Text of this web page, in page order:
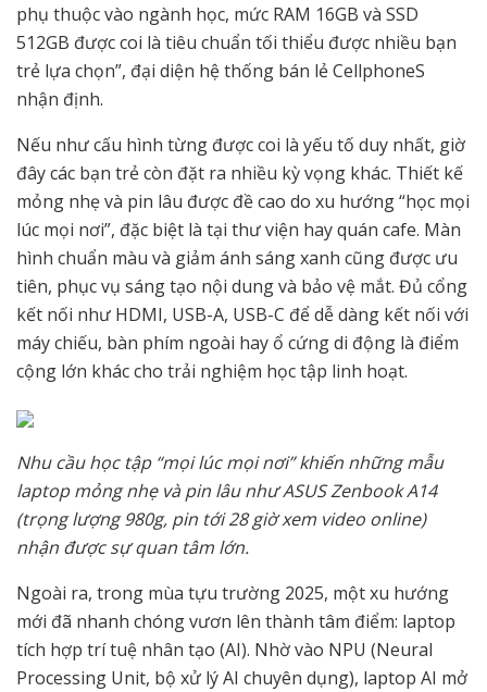
phụ thuộc vào ngành học, mức RAM 16GB và SSD
512GB được coi là tiêu chuẩn tối thiểu được nhiều bạn
trẻ lựa chọn”, đại diện hệ thống bán lẻ CellphoneS
nhận định.
Nếu như cấu hình từng được coi là yếu tố duy nhất, giờ
đây các bạn trẻ còn đặt ra nhiều kỳ vọng khác. Thiết kế
mỏng nhẹ và pin lâu được đề cao do xu hướng “học mọi
lúc mọi nơi”, đặc biệt là tại thư viện hay quán cafe. Màn
hình chuẩn màu và giảm ánh sáng xanh cũng được ưu
tiên, phục vụ sáng tạo nội dung và bảo vệ mắt. Đủ cổng
kết nối như HDMI, USB-A, USB-C để dễ dàng kết nối với
máy chiếu, bàn phím ngoài hay ổ cứng di động là điểm
cộng lớn khác cho trải nghiệm học tập linh hoạt.
Nhu cầu học tập “mọi lúc mọi nơi” khiến những mẫu
laptop mỏng nhẹ và pin lâu như ASUS Zenbook A14
(trọng lượng 980g, pin tới 28 giờ xem video online)
nhận được sự quan tâm lớn.
Ngoài ra, trong mùa tựu trường 2025, một xu hướng
mới đã nhanh chóng vươn lên thành tâm điểm: laptop
tích hợp trí tuệ nhân tạo (AI). Nhờ vào NPU (Neural
Processing Unit, bộ xử lý AI chuyên dụng), laptop AI mở